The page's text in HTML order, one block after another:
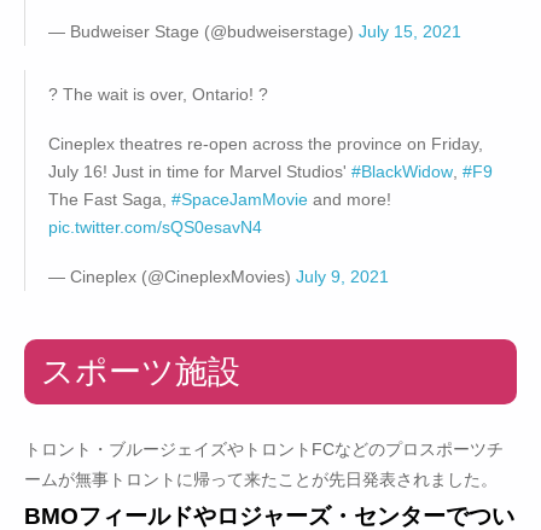
— Budweiser Stage (@budweiserstage) July 15, 2021
? The wait is over, Ontario! ?
Cineplex theatres re-open across the province on Friday,
July 16! Just in time for Marvel Studios' #BlackWidow #F9
The Fast Saga, #SpaceJamMovie and more!
pic.twitter.com/sQS0esavN4
— Cineplex (@CineplexMovies) July 9, 2021
スポーツ施設
トロント・ブルージェイズやトロントFCなどのプロスポーツチ
ームが無事トロントに帰って来たことが先日発表されました。
BMOフィールドやロジャーズ・センターでつい